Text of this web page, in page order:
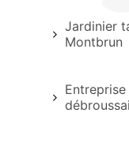
Jardinier
Montbrun